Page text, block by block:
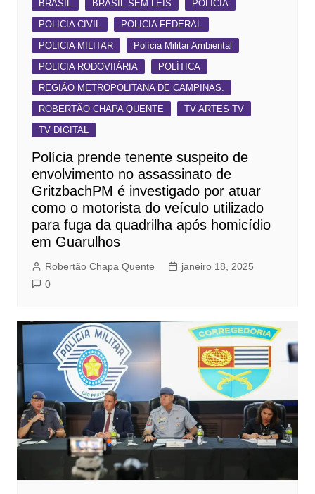
BRASIL BRASIL SEM LEIS
POLÍCIA
POLICIA CIVIL
POLICIA FEDERAL
POLICIA MILITAR
Polícia Militar Ambiental
POLICIA RODOVIIÁRIA
POLÍTICA
REGIÃO METROPOLITANA DE CAMPINAS.
ROBERTÃO CHAPA QUENTE
TV ARTES TV
TV DIGITAL
Polícia prende tenente suspeito de
envolvimento no assassinato de
GritzbachPM é investigado por atuar
como o motorista do veículo utilizado
para fuga da quadrilha após homicídio
em Guarulhos
Robertão Chapa Quente
janeiro 18, 2025
0